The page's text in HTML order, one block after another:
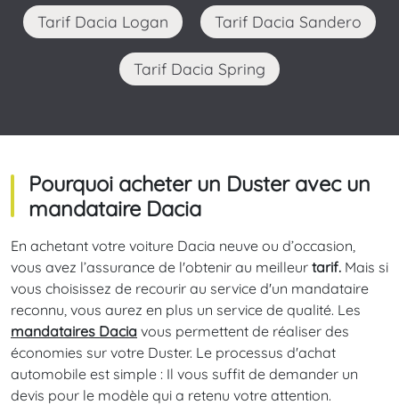
Tarif Dacia Logan Tarif Dacia Sandero
Tarif Dacia Spring
Pourquoi acheter un Duster avec un
mandataire Dacia
En achetant votre voiture Dacia neuve ou d’occasion,
vous avez l’assurance de l'obtenir au meilleur tarif. Mais si
vous choisissez de recourir au service d'un mandataire
reconnu, vous aurez en plus un service de qualité. Les
mandataires Dacia vous permettent de réaliser des
économies sur votre Duster. Le processus d'achat
automobile est simple : Il vous suffit de demander un
devis pour le modèle qui a retenu votre attention.